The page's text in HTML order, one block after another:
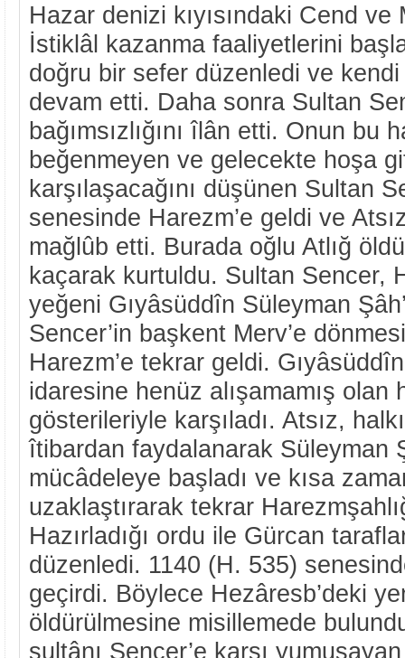
Hazar denizi kıyısındaki Cend ve
İstiklâl kazanma faaliyetlerini
doğru bir sefer düzenledi ve
devam etti. Daha sonra Sultan
bağımsızlığını îlân etti. Onun bu
beğenmeyen ve gelecekte hoşa
karşılaşacağını düşünen Sultan
senesinde Harezm’e geldi ve
mağlûb etti. Burada oğlu Atlığ
kaçarak kurtuldu. Sultan Sencer,
yeğeni Gıyâsüddîn Süleyman
Sencer’in başkent Merv’e
Harezm’e tekrar geldi.
idaresine henüz alışamamış olan
gösterileriyle karşıladı. Atsız,
îtibardan faydalanarak Süleyman
mücâdeleye başladı ve kısa
uzaklaştırarak tekrar
Hazırladığı ordu ile Gürcan
düzenledi. 1140 (H. 535)
geçirdi. Böylece Hezâresb’deki
öldürülmesine misillemede
sultânı Sencer’e karşı